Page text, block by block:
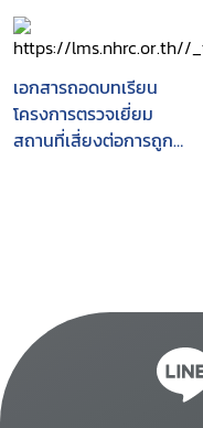
ประจำปีงบประมาณ พ.ศ.
2554
เอกสารถอดบทเรียน
โครงการตรวจเยี่ยม
สถานที่เสี่ยงต่อการถูก